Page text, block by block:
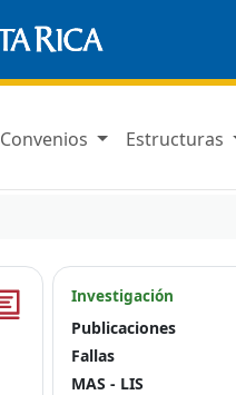
Convenios Estructuras
Investigación
Publicaciones
Fallas
MAS - LIS